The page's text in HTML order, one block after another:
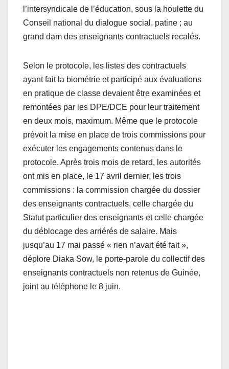
l’intersyndicale de l’éducation, sous la houlette du
Conseil national du dialogue social, patine ; au
grand dam des enseignants contractuels recalés.
Selon le protocole, les listes des contractuels
ayant fait la biométrie et participé aux évaluations
en pratique de classe devaient être examinées et
remontées par les DPE/DCE pour leur traitement
en deux mois, maximum. Même que le protocole
prévoit la mise en place de trois commissions pour
exécuter les engagements contenus dans le
protocole. Après trois mois de retard, les autorités
ont mis en place, le 17 avril dernier, les trois
commissions : la commission chargée du dossier
des enseignants contractuels, celle chargée du
Statut particulier des enseignants et celle chargée
du déblocage des arriérés de salaire. Mais
jusqu’au 17 mai passé « rien n’avait été fait »,
déplore Diaka Sow, le porte-parole du collectif des
enseignants contractuels non retenus de Guinée,
joint au téléphone le 8 juin.